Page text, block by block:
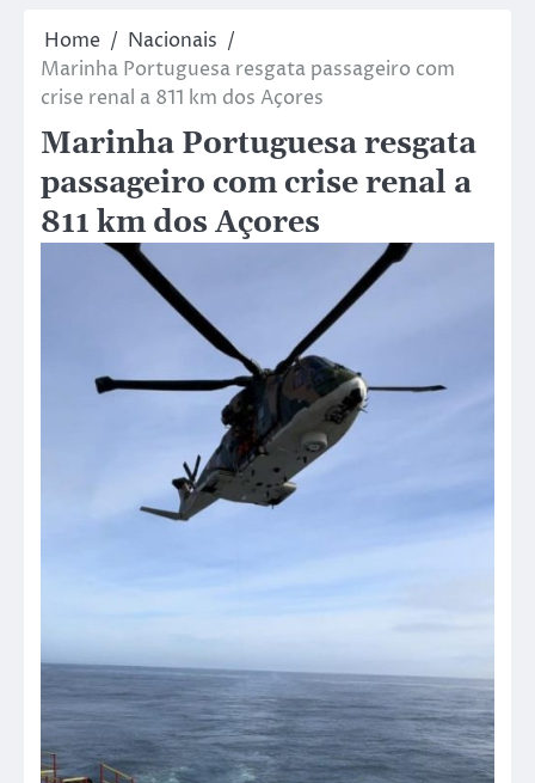
Home
Nacionais
Marinha Portuguesa resgata passageiro com
crise renal a 811 km dos Açores
Marinha Portuguesa resgata
passageiro com crise renal a
811 km dos Açores